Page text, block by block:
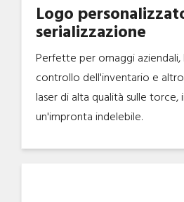
Logo
serializzazione
Perfette per omaggi
controllo dell'inventario e
laser di alta qualità sulle torce,
un'impronta indelebile.